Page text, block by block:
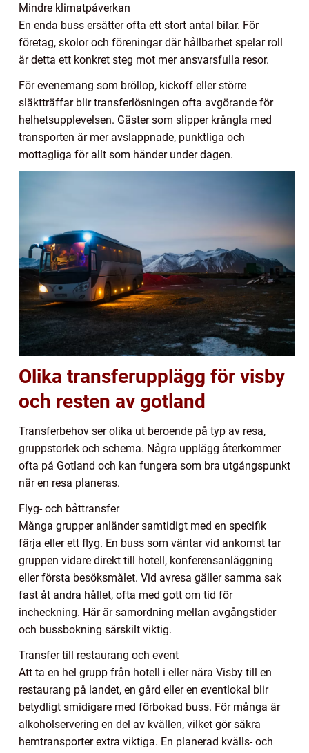
Mindre klimatpåverkan
En enda buss ersätter ofta ett stort antal bilar. För
företag, skolor och föreningar där hållbarhet spelar roll
är detta ett konkret steg mot mer ansvarsfulla resor.
För evenemang som bröllop, kickoff eller större
släktträffar blir transferlösningen ofta avgörande för
helhetsupplevelsen. Gäster som slipper krångla med
transporten är mer avslappnade, punktliga och
mottagliga för allt som händer under dagen.
Olika transferupplägg för visby
och resten av gotland
Transferbehov ser olika ut beroende på typ av resa,
gruppstorlek och schema. Några upplägg återkommer
ofta på Gotland och kan fungera som bra utgångspunkt
när en resa planeras.
Flyg- och båttransfer
Många grupper anländer samtidigt med en specifik
färja eller ett flyg. En buss som väntar vid ankomst tar
gruppen vidare direkt till hotell, konferensanläggning
eller första besöksmålet. Vid avresa gäller samma sak
fast åt andra hållet, ofta med gott om tid för
incheckning. Här är samordning mellan avgångstider
och bussbokning särskilt viktig.
Transfer till restaurang och event
Att ta en hel grupp från hotell i eller nära Visby till en
restaurang på landet, en gård eller en eventlokal blir
betydligt smidigare med förbokad buss. För många är
alkoholservering en del av kvällen, vilket gör säkra
hemtransporter extra viktiga. En planerad kvälls- och